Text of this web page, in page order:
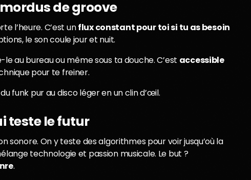
de groove
l’heure. C’est unflux constant pour toi si tu as besoin
le son coule jour et nuit.
au bureau ou même sous ta douche. C’est accessible
pour te freiner.
funk pur au disco léger en un clin d’œil.
teste le futur
sonore. On y teste des algorithmes pour voir jusqu’où la
technologie et passion musicale. Le but ?
.